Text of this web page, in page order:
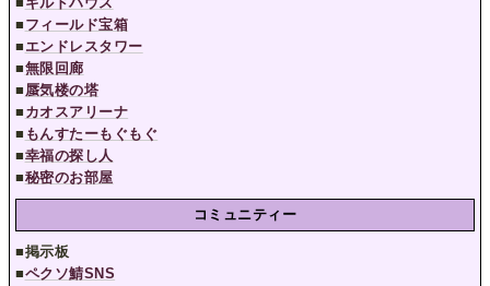
■ フィールド宝箱
■ エンドレスタワー
■無限回廊
■ 蜃気楼の塔
■ カオスアリーナ
■ もんすたーもぐもぐ
■幸福の探し人
■秘密のお部屋
コミュニティー
■掲示板
■ペクソ鯖SNS